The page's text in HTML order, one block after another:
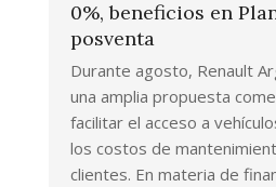
0%, beneficios en
posventa
Durante agosto, Renault
una amplia propuesta
facilitar el acceso a
los costos de
clientes. En materia de